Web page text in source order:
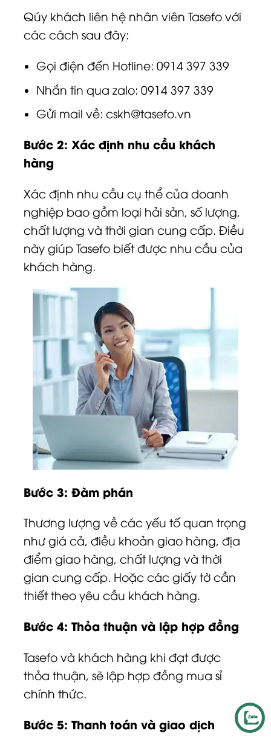
Qúy khách liên hệ nhân viên Tasefo với
các cách sau đây:
Gọi điện đến Hotline: 0914 397 339
Nhắn tin qua zalo: 0914 397 339
Gửi mail về: cskh@tasefo.vn
Bước 2: Xác định nhu cầu khách
hàng
Xác định nhu cầu cụ thể của doanh
nghiệp bao gồm loại hải sản, số lượng,
chất lượng và thời gian cung cấp. Điều
này giúp Tasefo biết được nhu cầu của
khách hàng.
Bước 3: Đàm phán
Thương lượng về các yếu tố quan trọng
như giá cả, điều khoản giao hàng, địa
điểm giao hàng, chất lượng và thời
gian cung cấp. Hoặc các giấy tờ cần
thiết theo yêu cầu khách hàng.
Bước 4: Thỏa thuận và lập hợp đồng
Tasefo và khách hàng khi đạt được
thỏa thuận, sẽ lập hợp đồng mua sỉ
chính thức.
Bước 5: Thanh toán và giao dịch